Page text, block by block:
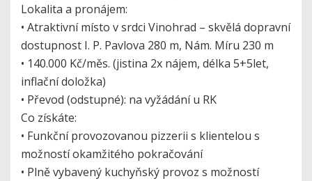
Lokalita a pronájem:
• Atraktivní místo v srdci Vinohrad – skvělá dopravní
dostupnost I. P. Pavlova 280 m, Nám. Míru 230 m
• 140.000 Kč/měs. (jistina 2x nájem, délka 5+5let,
inflační doložka)
• Převod (odstupné): na vyžádání u RK
Co získáte:
• Funkční provozovanou pizzerii s klientelou s
možností okamžitého pokračování
• Plně vybavený kuchyňský provoz s možností